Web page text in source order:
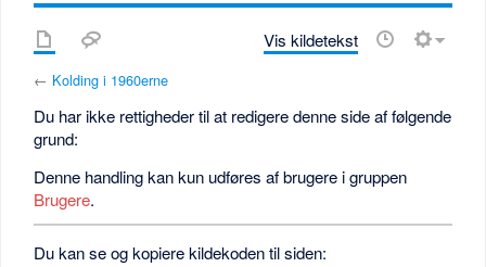
Vis kildetekst
← Kolding i 1960erne
Du har ikke rettigheder til at redigere denne side af følgende
grund:
Denne handling kan kun udføres af brugere i gruppen
Brugere.
Du kan se og kopiere kildekoden til siden: